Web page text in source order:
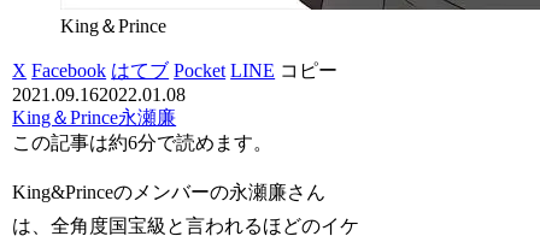
King＆Prince
X Facebook はてブ Pocket LINE コピー
2021.09.162022.01.08
King＆Prince永瀬廉
この記事は約6分で読めます。
King&Princeのメンバーの永瀬廉さん
は、全角度国宝級と言われるほどのイケ